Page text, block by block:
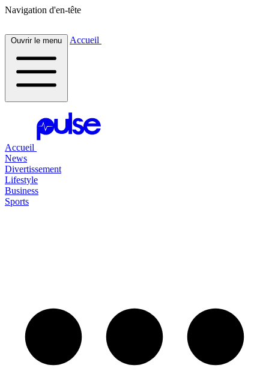
Navigation d'en-tête
Ouvrir le menu Accueil
Accueil
News
Divertissement
Lifestyle
Business
Sports